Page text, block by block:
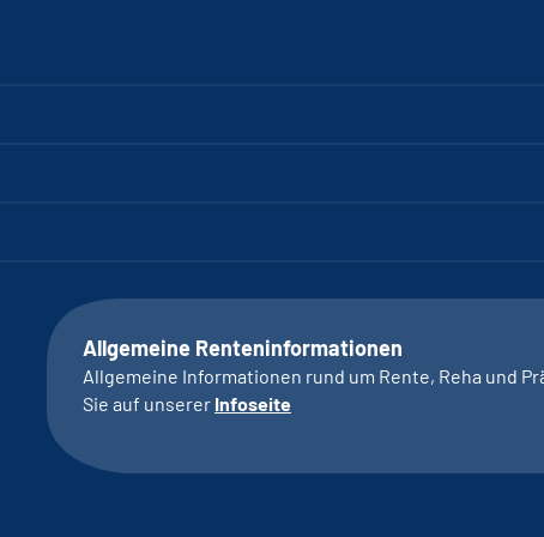
Allgemeine Renteninformationen
Allgemeine Informationen rund um Rente, Reha und
Sie auf unserer Infoseite